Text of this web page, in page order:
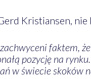
Kristiansen,
faktem,
pozycję na
w świecie skoków